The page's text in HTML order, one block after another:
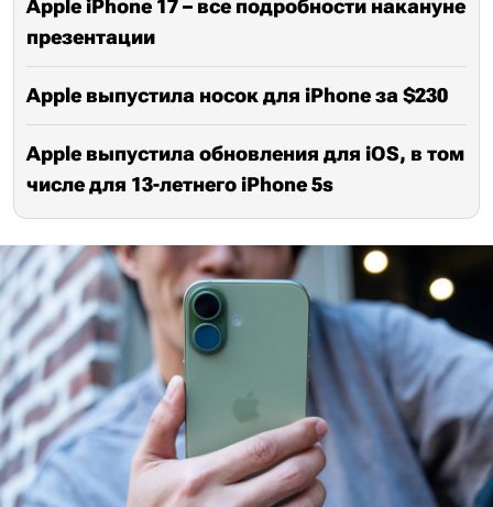
Apple iPhone 17 – все подробности накануне
презентации
Apple выпустила носок для iPhone за $230
Apple выпустила обновления для iOS, в том
числе для 13-летнего iPhone 5s